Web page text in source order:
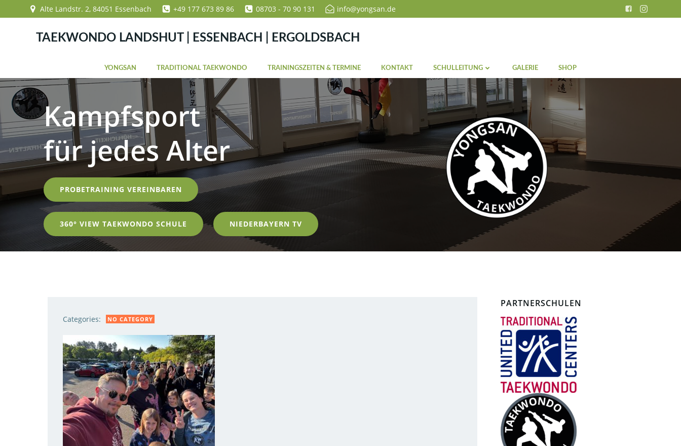
Inhalt
Alte Landstr. 2, 84051 Essenbach +49 177 673 89 86 08703 - 70 90 131 info@yongsan.de
TAEKWONDO LANDSHUT | ESSENBACH | ERGOLDSBACH
YONGSAN TRADITIONAL TAEKWONDO TRAININGSZEITEN & TERMINE KONTAKT SCHULLEITUNG GALERIE SHOP
Kampfsport
für jedes Alter
PROBETRAINING VEREINBAREN
360° VIEW TAEKWONDO SCHULE NIEDERBAYERN TV
Categories: NO CATEGORY
PARTNERSCHULEN